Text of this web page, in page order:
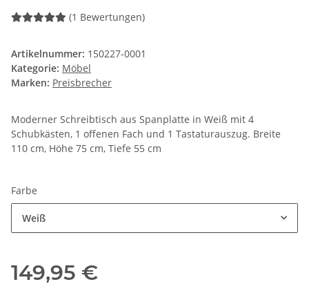
(1 Bewertungen)
Artikelnummer: 150227-0001
Kategorie: Möbel
Marken: Preisbrecher
Moderner Schreibtisch aus Spanplatte in Weiß mit 4
Schubkästen, 1 offenen Fach und 1 Tastaturauszug. Breite
110 cm, Höhe 75 cm, Tiefe 55 cm
Farbe
Weiß
149,95 €